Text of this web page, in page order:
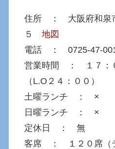
住所 ： 大阪府和泉
５地図
電話 ： 0725-47-
営業時間 ： １７：
（L.O２４：００）
土曜ランチ ： ×
日曜ランチ ： ×
定休日 ： 無
客席 ： １２０席（